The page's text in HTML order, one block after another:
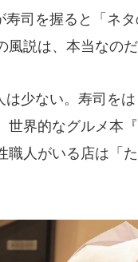
寿司を握ると「ネ
説は、本当なのだ
少ない。寿司を
世界的なグルメ本
人がいる店は「